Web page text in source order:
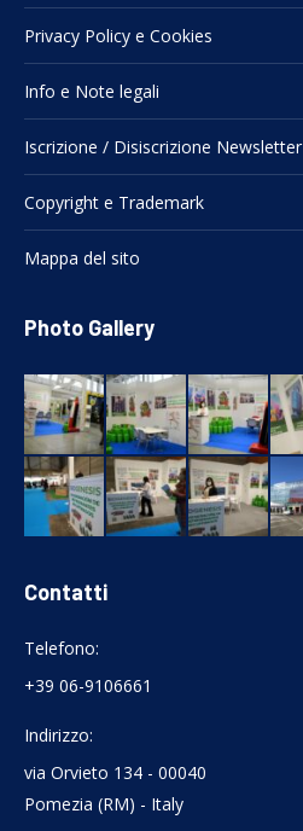
Privacy Policy e Cookies
Info e Note legali
Iscrizione / Disiscrizione Newsletter
Copyright e Trademark
Mappa del sito
Photo Gallery
Contatti
Telefono:
+39 06-9106661
Indirizzo:
via Orvieto 134 - 00040
Pomezia (RM) - Italy